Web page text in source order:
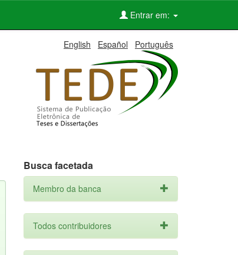
Entrar em:
English Español Português
Busca facetada
Membro da banca
Todos contribuidores